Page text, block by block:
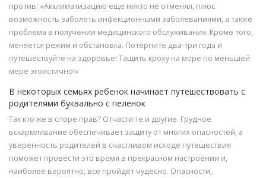
против: «Акклиматизацию еще никто не отменял, плюс
возможность заболеть инфекционными заболеваниями, а также
проблема в получении медицинского обслуживания. Кроме того,
меняется режим и обстановка. Потерпите два-три года и
путешествуйте на здоровье! Тащить кроху на море по меньшей
мере эгоистично!»
В некоторых семьях ребенок начинает путешествовать с
родителями буквально с пеленок
Так кто же в споре прав? Отчасти те и другие. Грудное
вскармливание обеспечивает защиту от многих опасностей, а
уверенность родителей в счастливом исходе путешествия
поможет провести это время в прекрасном настроении и,
наиболее вероятно, все пройдет чудесно. Опасности,